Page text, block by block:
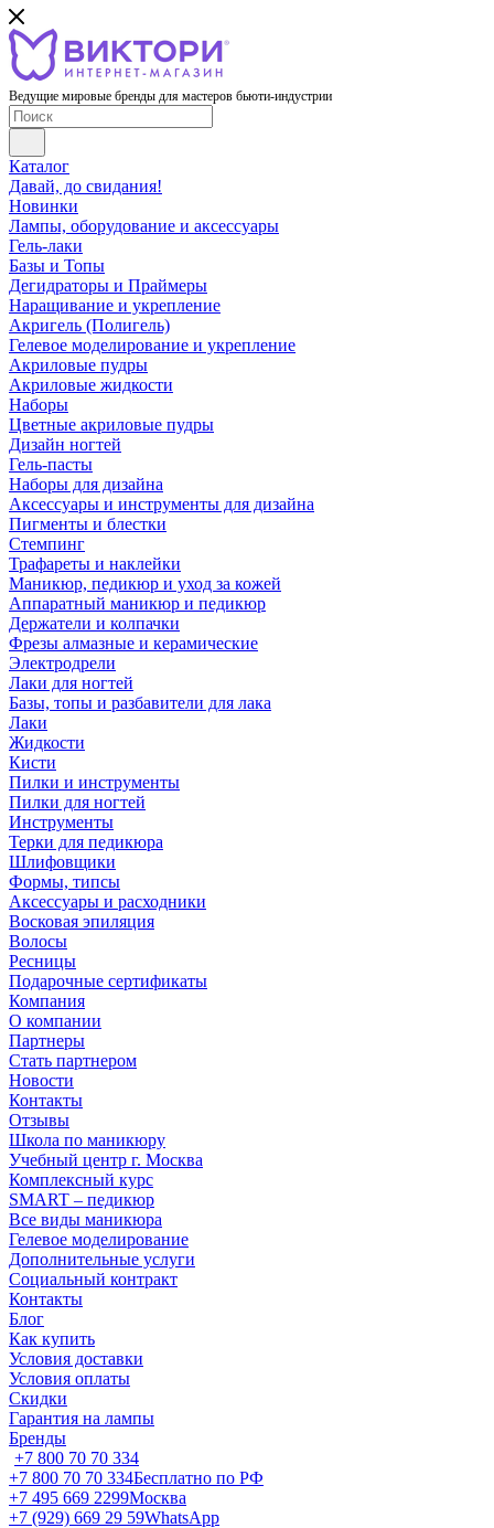
Ведущие мировые бренды для мастеров бьюти-индустрии
Каталог
Давай, до свидания!
Новинки
Лампы, оборудование и аксессуары
Гель-лаки
Базы и Топы
Дегидраторы и Праймеры
Наращивание и укрепление
Акригель (Полигель)
Гелевое моделирование и укрепление
Акриловые пудры
Акриловые жидкости
Наборы
Цветные акриловые пудры
Дизайн ногтей
Гель-пасты
Наборы для дизайна
Аксессуары и инструменты для дизайна
Пигменты и блестки
Стемпинг
Трафареты и наклейки
Маникюр, педикюр и уход за кожей
Аппаратный маникюр и педикюр
Держатели и колпачки
Фрезы алмазные и керамические
Электродрели
Лаки для ногтей
Базы, топы и разбавители для лака
Лаки
Жидкости
Кисти
Пилки и инструменты
Пилки для ногтей
Инструменты
Терки для педикюра
Шлифовщики
Формы, типсы
Аксессуары и расходники
Восковая эпиляция
Волосы
Ресницы
Подарочные сертификаты
Компания
О компании
Партнеры
Стать партнером
Новости
Контакты
Отзывы
Школа по маникюру
Учебный центр г. Москва
Комплексный курс
SMART – педикюр
Все виды маникюра
Гелевое моделирование
Дополнительные услуги
Социальный контракт
Контакты
Блог
Как купить
Условия доставки
Условия оплаты
Скидки
Гарантия на лампы
Бренды
+7 800 70 70 334
+7 800 70 70 334Бесплатно по РФ
+7 495 669 2299Москва
+7 (929) 669 29 59WhatsApp